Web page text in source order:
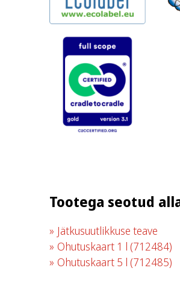
Tootega seotud
Jätkusuutlikkuse teave
Ohutuskaart 1 l (712484)
Ohutuskaart 5 l (712485)